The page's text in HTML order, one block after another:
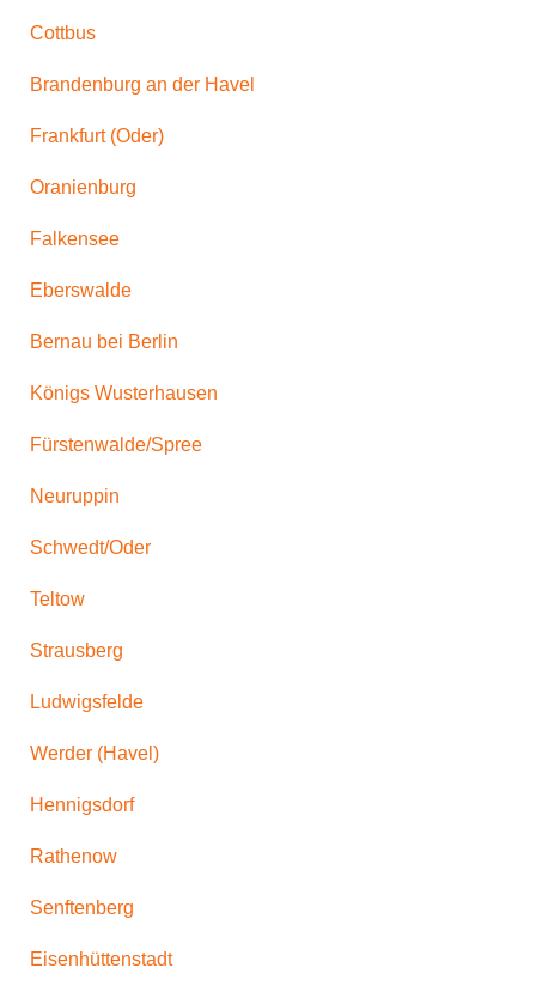
Cottbus
Brandenburg an der Havel
Frankfurt (Oder)
Oranienburg
Falkensee
Eberswalde
Bernau bei Berlin
Königs Wusterhausen
Fürstenwalde/Spree
Neuruppin
Schwedt/Oder
Teltow
Strausberg
Ludwigsfelde
Werder (Havel)
Hennigsdorf
Rathenow
Senftenberg
Eisenhüttenstadt